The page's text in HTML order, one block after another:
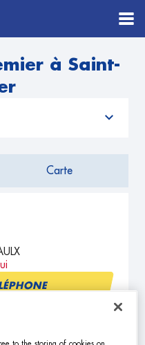
à Saint-
Carte